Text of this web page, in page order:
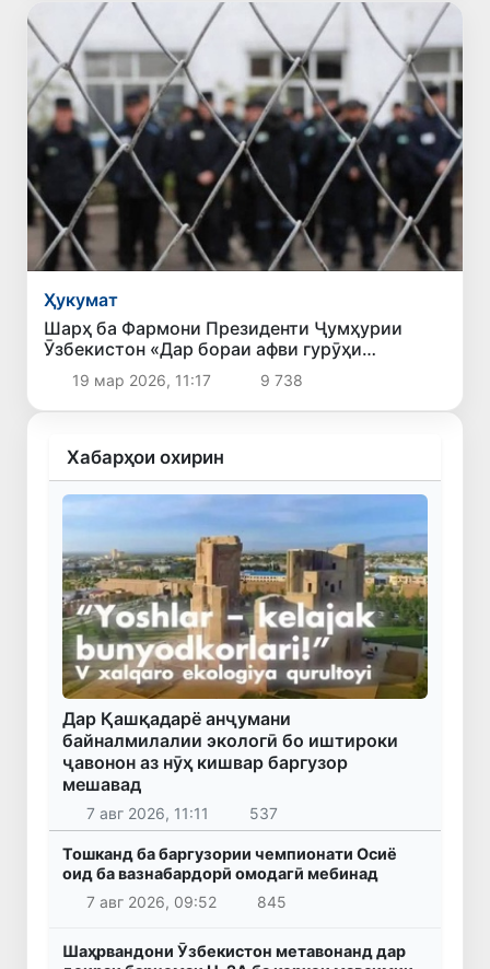
Ҳукумат
Шарҳ ба Фармони Президенти Ҷумҳурии
Ӯзбекистон «Дар бораи афви гурӯҳи
шахсоне, ки ҷазо адо мекунанд ва аз кирдори
худ самимона пушаймон шуда, қатъӣ ба роҳи
ислоҳ гузаштаанд»
19 мар 2026, 11:17 9 738
Хабарҳои охирин
Дар Қашқадарё анҷумани
байналмилалии экологӣ бо иштироки
ҷавонон аз нӯҳ кишвар баргузор
мешавад
7 авг 2026, 11:11 537
Тошканд ба баргузории чемпионати Осиё
оид ба вазнабардорӣ омодагӣ мебинад
7 авг 2026, 09:52
845
Шаҳрвандони Ӯзбекистон метавонанд дар